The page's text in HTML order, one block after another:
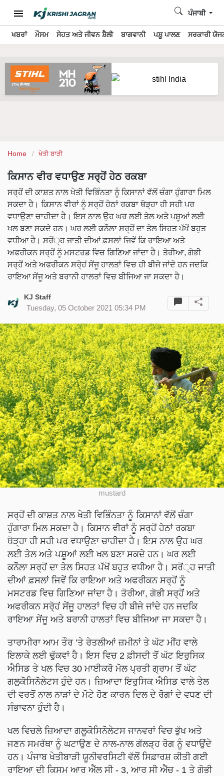
ਖਬਰਾਂ ਮੌਸਮ ਸੇਹਤ ਅਤੇ ਜੀਵਨ ਸ਼ੈਲੀ ਬਾਗਵਾਨੀ ਪਸ਼ੂ ਪਾਲਣ ਸਰਕਾਰੀ
ਪੰਜਾਬੀ
Home ਖੇਤੀ ਬਾੜੀ
ਕਿਸਾਨ ਵੀਰ ਵਧਾਉਣ ਸਰ੍ਹੋਂ ਹੇਠ ਰਕਬਾ
ਸਰ੍ਹੋਂ ਦੀ ਕਾਸ਼ਤ ਨਾਲ ਖੇਤੀ ਵਿਭਿੰਨਤਾ ਨੂੰ ਕਿਸਾਨਾਂ ਵੱਲੋਂ ਚੰਗਾ ਹੁੰਗਾਰਾ ਮਿਲ
ਸਕਦਾ ਹੈ। ਕਿਸਾਨ ਵੀਰਾਂ ਨੂੰ ਸਰ੍ਹੋਂ ਹੇਠਾਂ ਰਕਬਾ ਥੋੜ੍ਹਾ ਹੀ ਸਹੀ ਪਰ
ਵਧਾਉਣਾ ਚਾਹੀਦਾ ਹੈ। ਇਸ ਨਾਲ ਉਹ ਘਰ ਲਈ ਤੇਲ ਅਤੇ ਪਸ਼ੂਆਂ ਲਈ
ਖਲ ਬਣਾ ਸਕਦੇ ਹਨ। ਘਰ ਲਈ ਕਨੌਲਾ ਸਰ੍ਹੋਂ ਦਾ ਤੇਲ ਸਿਹਤ ਪੱਖੋਂ ਬਹੁਤ
ਵਧੀਆ ਹੈ। ਸਰੋਂ੍ਹ ਜਾਤੀ ਦੀਆਂ ਫ਼ਸਲਾਂ ਜਿਵੇਂ ਕਿ ਰਾਇਆ ਅਤੇ
ਅਫਰੀਕਨ ਸਰ੍ਹੋਂ ਨੂੰ ਮਸਟਰਡ ਵਿਚ ਗਿਣਿਆ ਜਾਂਦਾ ਹੈ। ਤੋਰੀਆ, ਗੋਭੀ
ਸਰ੍ਹੋਂ ਅਤੇ ਅਫਰੀਕਨ ਸਰੋ੍ਹਂ ਸੇਂਜੂ ਹਾਲਤਾਂ ਵਿਚ ਹੀ ਬੀਜੇ ਜਾਂਦੇ ਹਨ ਜਦਕਿ
ਰਾਇਆ ਸੇਂਜੂ ਅਤੇ ਬਰਾਨੀ ਹਾਲਤਾਂ ਵਿਚ ਬੀਜਿਆ ਜਾ ਸਕਦਾ ਹੈ।
KJ Staff
Tuesday, 05 October 2021 05:34 PM
mustard
ਸਰ੍ਹੋਂ ਦੀ ਕਾਸ਼ਤ ਨਾਲ ਖੇਤੀ ਵਿਭਿੰਨਤਾ ਨੂੰ ਕਿਸਾਨਾਂ ਵੱਲੋਂ ਚੰਗਾ
ਹੁੰਗਾਰਾ ਮਿਲ ਸਕਦਾ ਹੈ। ਕਿਸਾਨ ਵੀਰਾਂ ਨੂੰ ਸਰ੍ਹੋਂ ਹੇਠਾਂ ਰਕਬਾ
ਥੋੜ੍ਹਾ ਹੀ ਸਹੀ ਪਰ ਵਧਾਉਣਾ ਚਾਹੀਦਾ ਹੈ। ਇਸ ਨਾਲ ਉਹ ਘਰ
ਲਈ ਤੇਲ ਅਤੇ ਪਸ਼ੂਆਂ ਲਈ ਖਲ ਬਣਾ ਸਕਦੇ ਹਨ। ਘਰ ਲਈ
ਕਨੌਲਾ ਸਰ੍ਹੋਂ ਦਾ ਤੇਲ ਸਿਹਤ ਪੱਖੋਂ ਬਹੁਤ ਵਧੀਆ ਹੈ। ਸਰੋਂ੍ਹ ਜਾਤੀ
ਦੀਆਂ ਫ਼ਸਲਾਂ ਜਿਵੇਂ ਕਿ ਰਾਇਆ ਅਤੇ ਅਫਰੀਕਨ ਸਰ੍ਹੋਂ ਨੂੰ
ਮਸਟਰਡ ਵਿਚ ਗਿਣਿਆ ਜਾਂਦਾ ਹੈ। ਤੋਰੀਆ, ਗੋਭੀ ਸਰ੍ਹੋਂ ਅਤੇ
ਅਫਰੀਕਨ ਸਰੋ੍ਹਂ ਸੇਂਜੂ ਹਾਲਤਾਂ ਵਿਚ ਹੀ ਬੀਜੇ ਜਾਂਦੇ ਹਨ ਜਦਕਿ
ਰਾਇਆ ਸੇਂਜੂ ਅਤੇ ਬਰਾਨੀ ਹਾਲਤਾਂ ਵਿਚ ਬੀਜਿਆ ਜਾ ਸਕਦਾ ਹੈ।
ਤਾਰਾਮੀਰਾ ਆਮ ਤੌਰ ’ਤੇ ਰੇਤਲੀਆਂ ਜ਼ਮੀਨਾਂ ਤੇ ਘੱਟ ਮੀਂਹ ਵਾਲੇ
ਇਲਾਕੇ ਲਈ ਢੁੱਕਵਾਂ ਹੈ। ਇਸ ਵਿਚ 2 ਫ਼ੀਸਦੀ ਤੋਂ ਘੱਟ ਇਰੁਸਿਕ
ਐਸਿਡ ਤੇ ਖਲ ਵਿਚ 30 ਮਾਈਕਰੋ ਮੋਲ ਪ੍ਰਤੀ ਗ੍ਰਾਮ ਤੋਂ ਘੱਟ
ਗਲੁਕੋਸਿਨੋਲੇਟਸ ਹੁੰਦੇ ਹਨ। ਜ਼ਿਆਦਾ ਇਰੁਸਿਕ ਐਸਿਡ ਵਾਲੇ ਤੇਲ
ਦੀ ਵਰਤੋਂ ਨਾਲ ਨਾੜਾਂ ਦੇ ਮੋਟੇ ਹੋਣ ਕਾਰਨ ਦਿਲ ਦੇ ਰੋਗਾਂ ਦੇ ਵਧਣ ਦੀ
ਸੰਭਾਵਨਾ ਹੁੰਦੀ ਹੈ।
ਖਲ ਵਿਚਲੇ ਜ਼ਿਆਦਾ ਗਲੂਕੋਸਿਨੋਲੇਟਸ ਜਾਨਵਰਾਂ ਵਿਚ ਭੁੱਖ ਅਤੇ
ਜਣਨ ਸਮਰੱਥਾ ਨੂੰ ਘਟਾਉਣ ਦੇ ਨਾਲ-ਨਾਲ ਗੱਲੜ੍ਹ ਰੋਗ ਨੂੰ ਵਧਾਉਂਦੇ
ਹਨ। ਪੰਜਾਬ ਖੇਤੀਬਾੜੀ ਯੂਨੀਵਰਸਿਟੀ ਵੱਲੋਂ ਸਿਫ਼ਾਰਸ਼ ਕੀਤੀ ਗਈ
ਰਾਇਆ ਦੀ ਕਿਸਮ ਆਰ ਐੱਲ ਸੀ - 3, ਆਰ ਸੀ ਐੱਚ - 1 ਤੇ ਗੋਭੀ